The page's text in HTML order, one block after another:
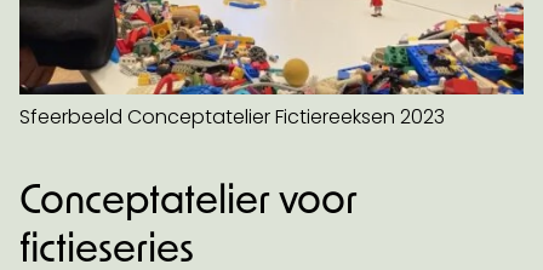
Sfeerbeeld Conceptatelier Fictiereeksen 2023
Conceptatelier voor
fictieseries